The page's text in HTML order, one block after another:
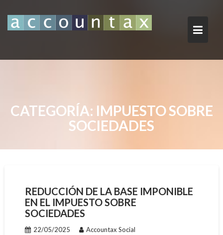
contenido
CATEGORÍA: IMPUESTO SOBRE
SOCIEDADES
REDUCCIÓN DE LA BASE IMPONIBLE
EN EL IMPUESTO SOBRE
SOCIEDADES
22/05/2025 Accountax Social